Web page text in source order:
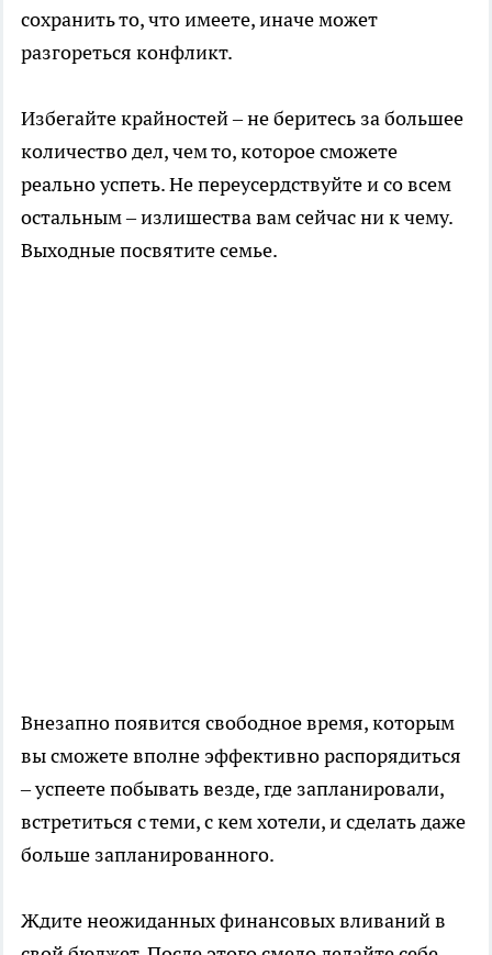
сохранить то, что имеете, иначе может
разгореться конфликт.
Избегайте крайностей – не беритесь за большее
количество дел, чем то, которое сможете
реально успеть. Не переусердствуйте и со всем
остальным – излишества вам сейчас ни к чему.
Выходные посвятите семье.
Внезапно появится свободное время, которым
вы сможете вполне эффективно распорядиться
– успеете побывать везде, где запланировали,
встретиться с теми, с кем хотели, и сделать даже
больше запланированного.
Ждите неожиданных финансовых вливаний в